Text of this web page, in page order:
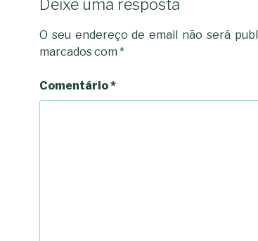
Deixe uma resposta
O seu endereço de email não será
marcados com *
Comentário*